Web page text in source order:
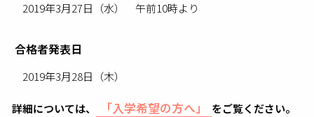
2019年3月27日（水） 午前10時より
合格者発表日
2019年3月28日（木）
詳細については、 「入学希望の方へ」 をご覧ください。